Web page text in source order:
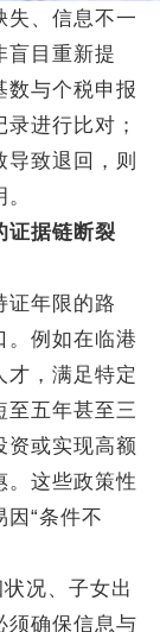
、信息不一
盲目重新提
数与个税申报
进行比对；
致退回，则
证据链断裂
年限的路
。例如在临港
才，满足特定
至五年甚至三
资或实现高额
。这些政策性
“条件不
况、子女出
须确保信息与